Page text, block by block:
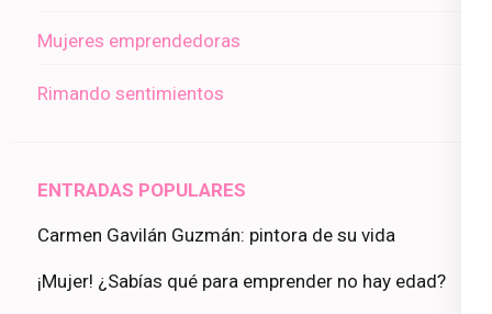
Mujeres emprendedoras
Rimando sentimientos
ENTRADAS POPULARES
Carmen Gavilán Guzmán: pintora de su vida
¡Mujer! ¿Sabías qué para emprender no hay edad?